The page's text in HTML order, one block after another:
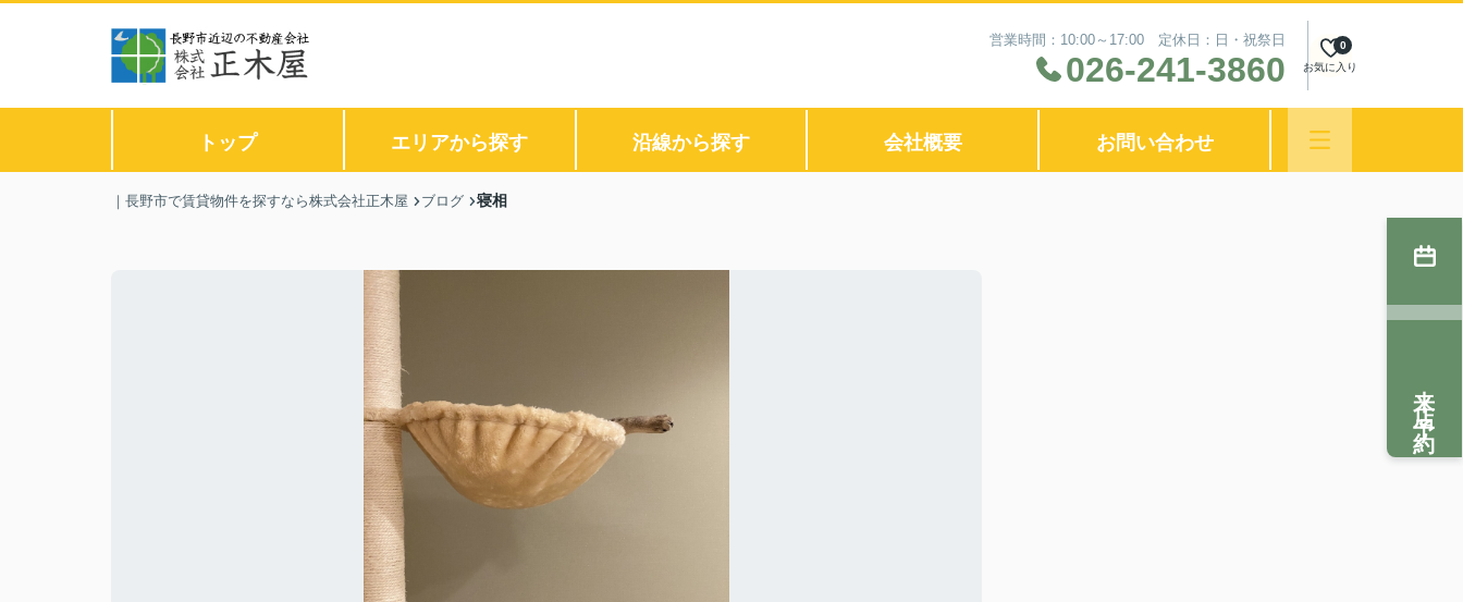
営業時間：10:00～17:00 定休日：日・祝祭日
026-241-3860 お気に入り
0
トップ エリアから探す 沿線から探す 会社概要 お問い合わせ
｜長野市で賃貸物件を探すなら株式会社正木屋 ブログ 寝相
来店予約